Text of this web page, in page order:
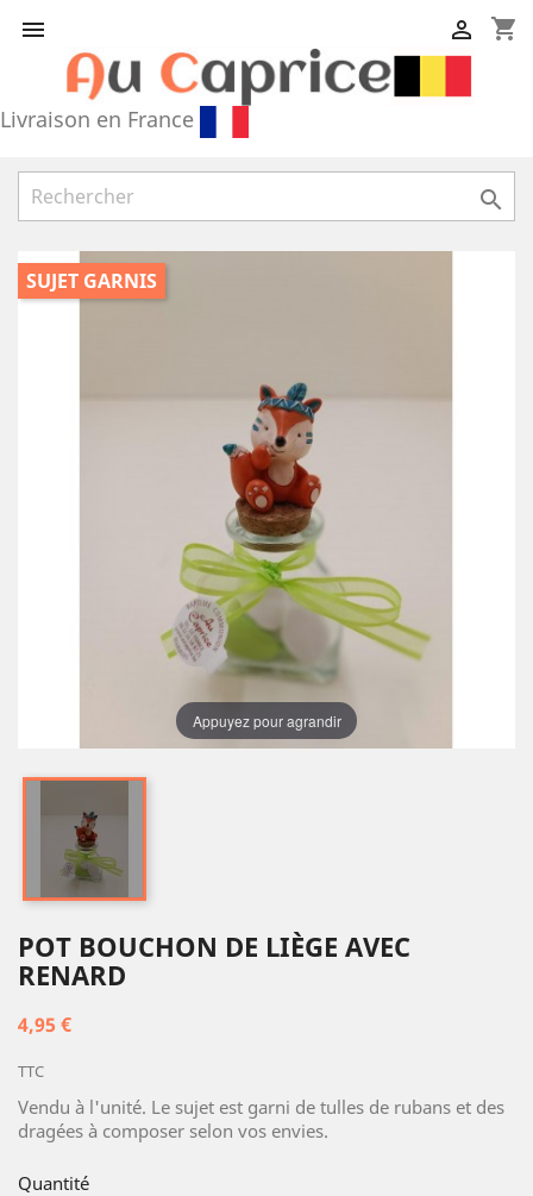
 shopping_cart

Livraison en France

SUJET GARNIS
Appuyez pour agrandir
POT BOUCHON DE LIÈGE AVEC
RENARD
4,95 €
TTC
Vendu à l'unité. Le sujet est garni de tulles de rubans et des
dragées à composer selon vos envies.
Quantité